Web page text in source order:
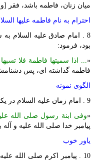
میان زنان، فاطمه باشد، فقر
احترام به نام فاطمه علیها
8 . امام صادق علیه
بود، فرمود:
« ... اذا سمیتها فاطمة فلا تسبها
فاطمه گذاشته ای، پس
الگوی نمونه
9 . امام زمان علیه السلام در یکی از نامه هایشان می فرمایند:
«وفی ابنة رسول صلی الله
پیامبر خدا صلی الله علیه و
یاور خوب
10 . پیامبر اکرم صلی الله